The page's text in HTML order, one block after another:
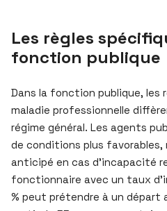
Les règles
fonction publique
Dans la fonction publique, les
maladie professionnelle
régime général. Les agents
de conditions plus
anticipé en cas d’incapacité
fonctionnaire avec un taux
% peut prétendre à un départ